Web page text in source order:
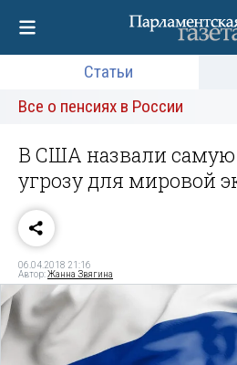
Статьи
Все о пенсиях в России
В США назвали
угрозу для мировой
06.04.2018 21:16
Автор:Жанна Звягина